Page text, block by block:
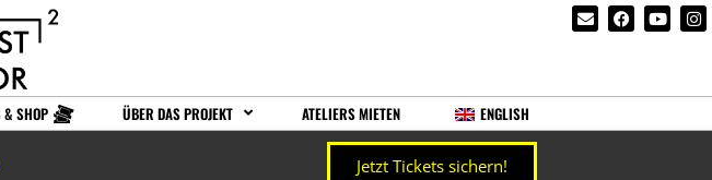
& SHOP ÜBER DAS PROJEKT ATELIERS MIETEN ENGLISH
Jetzt Tickets sichern!